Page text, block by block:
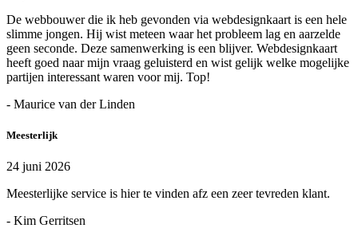
De webbouwer die ik heb gevonden via webdesignkaart is een hele
slimme jongen. Hij wist meteen waar het probleem lag en aarzelde
geen seconde. Deze samenwerking is een blijver. Webdesignkaart
heeft goed naar mijn vraag geluisterd en wist gelijk welke mogelijke
partijen interessant waren voor mij. Top!
- Maurice van der Linden
Meesterlijk
24 juni 2026
Meesterlijke service is hier te vinden afz een zeer tevreden klant.
- Kim Gerritsen